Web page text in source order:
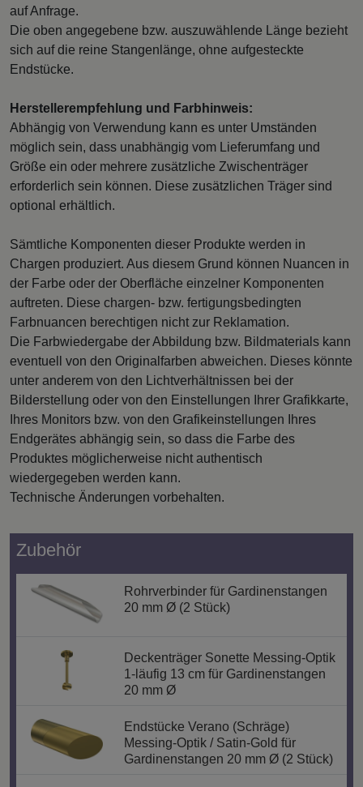
auf Anfrage.
Die oben angegebene bzw. auszuwählende Länge bezieht
sich auf die reine Stangenlänge, ohne aufgesteckte
Endstücke.
Herstellerempfehlung und Farbhinweis:
Abhängig von Verwendung kann es unter Umständen
möglich sein, dass unabhängig vom Lieferumfang und
Größe ein oder mehrere zusätzliche Zwischenträger
erforderlich sein können. Diese zusätzlichen Träger sind
optional erhältlich.
Sämtliche Komponenten dieser Produkte werden in
Chargen produziert. Aus diesem Grund können Nuancen in
der Farbe oder der Oberfläche einzelner Komponenten
auftreten. Diese chargen- bzw. fertigungsbedingten
Farbnuancen berechtigen nicht zur Reklamation.
Die Farbwiedergabe der Abbildung bzw. Bildmaterials kann
eventuell von den Originalfarben abweichen. Dieses könnte
unter anderem von den Lichtverhältnissen bei der
Bilderstellung oder von den Einstellungen Ihrer Grafikkarte,
Ihres Monitors bzw. von den Grafikeinstellungen Ihres
Endgerätes abhängig sein, so dass die Farbe des
Produktes möglicherweise nicht authentisch
wiedergegeben werden kann.
Technische Änderungen vorbehalten.
Zubehör
Rohrverbinder für Gardinenstangen
20 mm Ø (2 Stück)
Deckenträger Sonette Messing-Optik
1-läufig 13 cm für Gardinenstangen
20 mm Ø
Endstücke Verano (Schräge)
Messing-Optik / Satin-Gold für
Gardinenstangen 20 mm Ø (2 Stück)